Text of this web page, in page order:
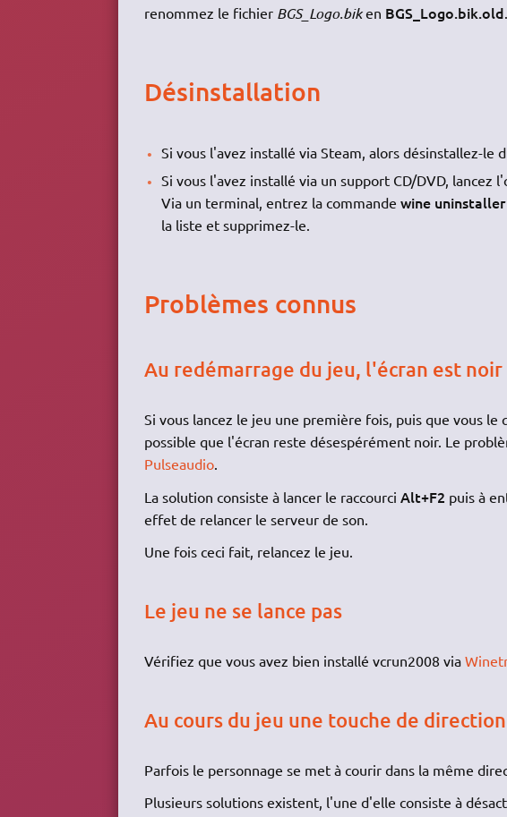
renommez le fichier BGS_Logo.biken BGS_Logo.bik.old
Désinstallation
Si vous l'avez installé via Steam, alors désinstallez-le
Si vous l'avez installé via un support CD/DVD,
Via un terminal, entrez la commandewine uninstaller
la liste et supprimez-le.
Problèmes connus
Au redémarrage du jeu, l'écran est noir
Si vous lancez le jeu une première fois, puis que vous
possible que l'écran reste désespérément noir. Le
Pulseaudio.
La solution consiste à lancer le raccourci Alt+F2 puis à
effet de relancer le serveur de son.
Une fois ceci fait, relancez le jeu.
Le jeu ne se lance pas
Vérifiez que vous avez bien installé vcrun2008 via
Au cours du jeu une touche de
Parfois le personnage se met à courir dans la même
Plusieurs solutions existent, l'une d'elle consiste à